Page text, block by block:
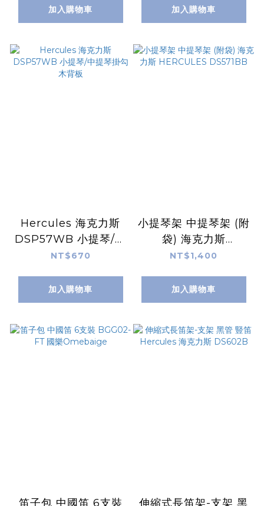
加入購物車 加入購物車
Hercules 海克力斯
DSP57WB 小提琴/中
提琴掛勾 木背板
NT$670
加入購物車
小提琴架 中提琴架 (附
袋) 海克力斯
HERCULES
NT$1,400
加入購物車
笛子包 中國笛 6支裝
伸縮式長笛架-支架 黑